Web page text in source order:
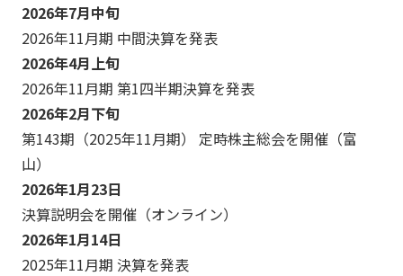
2026年7月中旬
2026年11月期 中間決算を発表
2026年4月上旬
2026年11月期 第1四半期決算を発表
2026年2月下旬
第143期（2025年11月期） 定時株主総会を開催（富
山）
2026年1月23日
決算説明会を開催（オンライン）
2026年1月14日
2025年11月期 決算を発表